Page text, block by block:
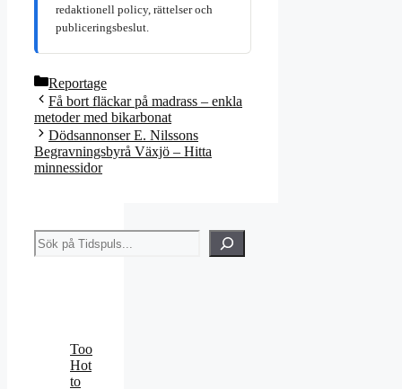
redaktionell policy, rättelser och
publiceringsbeslut.
Kategorier
Reportage
Få bort fläckar på madrass – enkla
metoder med bikarbonat
Dödsannonser E. Nilssons
Begravningsbyrå Växjö – Hitta
minnessidor
Sök
Too
Hot
to